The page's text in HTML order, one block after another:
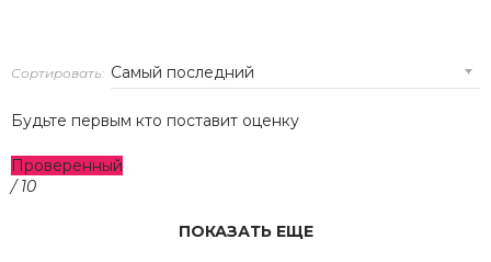
Сортировать:
Будьте первым кто поставит оценку
Проверенный
/ 10
ПОКАЗАТЬ ЕЩЕ